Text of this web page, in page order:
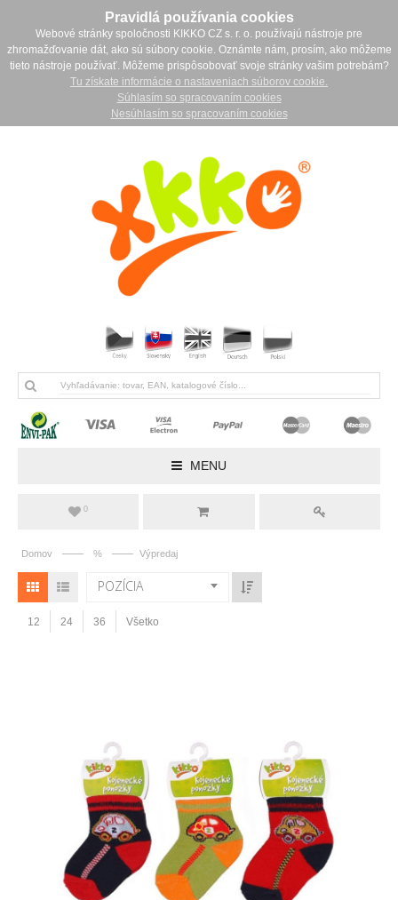
Pravidlá používania cookies
Webové stránky spoločnosti KIKKO CZ s. r. o. používajú nástroje pre
zhromažďovanie dát, ako sú súbory cookie. Oznámte nám, prosím, ako môžeme
tieto nástroje používať. Môžeme prispôsobovať svoje stránky vašim potrebám?
Tu získate informácie o nastaveniach súborov cookie.
Súhlasím so spracovaním cookies
Nesúhlasím so spracovaním cookies
MENU
0
Domov —— % —— Výpredaj
POZÍCIA
12 24 36 Všetko